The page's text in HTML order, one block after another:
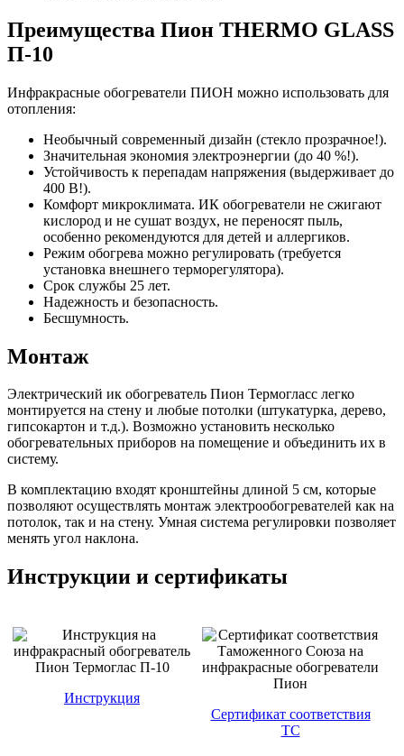
Преимущества Пион THERMO GLASS
П-10
Инфракрасные обогреватели ПИОН можно использовать для
отопления:
Необычный современный дизайн (стекло прозрачное!).
Значительная экономия электроэнергии (до 40 %!).
Устойчивость к перепадам напряжения (выдерживает до
400 В!).
Комфорт микроклимата. ИК обогреватели не сжигают
кислород и не сушат воздух, не переносят пыль,
особенно рекомендуются для детей и аллергиков.
Режим обогрева можно регулировать (требуется
установка внешнего терморегулятора).
Срок службы 25 лет.
Надежность и безопасность.
Бесшумность.
Монтаж
Электрический ик обогреватель Пион Термогласс легко
монтируется на стену и любые потолки (штукатурка, дерево,
гипсокартон и т.д.). Возможно установить несколько
обогревательных приборов на помещение и объединить их в
систему.
В комплектацию входят кронштейны длиной 5 см, которые
позволяют осуществлять монтаж электрообогревателей как на
потолок, так и на стену. Умная система регулировки позволяет
менять угол наклона.
Инструкции и сертификаты
Инструкция
Сертификат соответствия
ТС